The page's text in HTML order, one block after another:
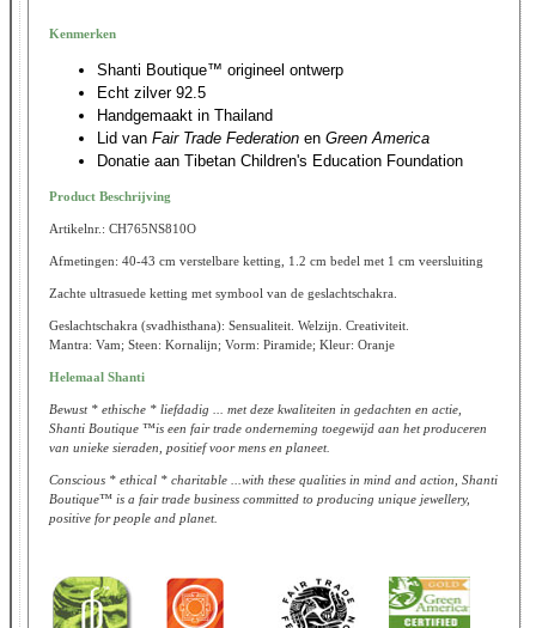
Kenmerken
Shanti Boutique™ origineel ontwerp
Echt zilver 92.5
Handgemaakt in Thailand
Lid van Fair Trade Federation en Green America
Donatie aan Tibetan Children's Education Foundation
Product Beschrijving
Artikelnr.: CH765NS810O
Afmetingen: 40-43 cm verstelbare ketting, 1.2 cm bedel met 1 cm veersluiting
Zachte ultrasuede ketting met symbool van de geslachtschakra.
Geslachtschakra (svadhisthana): Sensualiteit. Welzijn. Creativiteit.
Mantra: Vam; Steen: Kornalijn; Vorm: Piramide; Kleur: Oranje
Helemaal Shanti
Bewust * ethische * liefdadig ... met deze kwaliteiten in gedachten en actie,
Shanti Boutique ™is een fair trade onderneming toegewijd aan het produceren
van unieke sieraden, positief voor mens en planeet.
Conscious * ethical * charitable ...with these qualities in mind and action, Shanti
Boutique™ is a fair trade business committed to producing unique jewellery,
positive for people and planet.